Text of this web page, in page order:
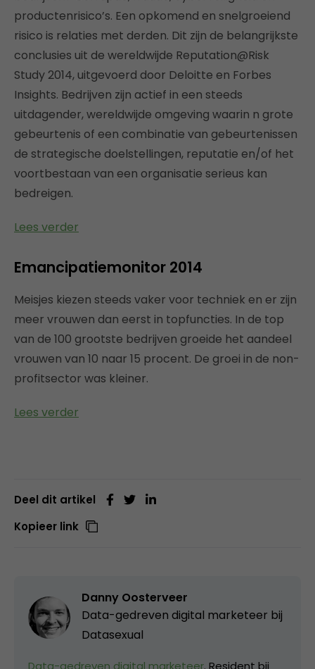
productenrisico’s. Een opkomend en snelgroeiend
risico is relaties met derden. Dit zijn de belangrijkste
conclusies uit de wereldwijde Reputation@Risk
Study 2014, uitgevoerd door Deloitte en Forbes
Insights. Bedrijven zijn actief in een steeds
uitdagender, wereldwijde omgeving waarin n grote
gebeurtenis of een combinatie van gebeurtenissen
de strategische doelstellingen, reputatie en/of het
voortbestaan van een organisatie serieus kan
bedreigen.
Lees verder
Emancipatiemonitor 2014
Meisjes kiezen steeds vaker voor techniek en er zijn
meer vrouwen dan eerst in topfuncties. In de top
van de 100 grootste bedrijven groeide het aandeel
vrouwen van 10 naar 15 procent. De groei in de non-
profitsector was kleiner.
Lees verder
Deel dit artikel
Kopieer link
Danny Oosterveer
Data-gedreven digital marketeer bij
Datasexual